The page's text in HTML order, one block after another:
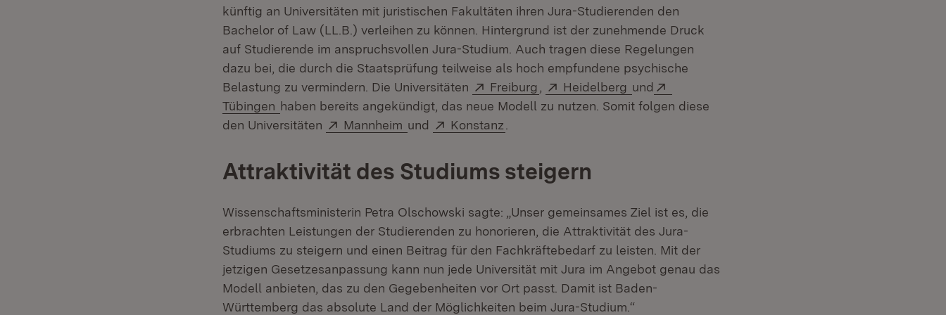
künftig an Universitäten mit juristischen Fakultäten ihren Jura-Studierenden den
Bachelor of Law (LL.B.) verleihen zu können. Hintergrund ist der zunehmende Druck
auf Studierende im anspruchsvollen Jura-Studium. Auch tragen diese Regelungen
dazu bei, die durch die Staatsprüfung teilweise als hoch empfundene psychische
Belastung zu vermindern. Die Universitäten
Extern:
Freiburg (Öffnet in neuem Fenster)
Extern:
Heidelberg (Öffnet in neuem Fenster)
und
Tübingen (Öffnet in neuem Fenster)
haben bereits angekündigt, das neue Modell zu nutzen. Somit folgen diese
den Universitäten
Extern:
Mannheim (Öffnet in neuem Fenster)
und Extern:
Konstanz
Attraktivität des Studiums steigern
Wissenschaftsministerin Petra Olschowski sagte: „Unser gemeinsames Ziel ist es, die
erbrachten Leistungen der Studierenden zu honorieren, die Attraktivität des Jura-
Studiums zu steigern und einen Beitrag für den Fachkräftebedarf zu leisten. Mit der
jetzigen Gesetzesanpassung kann nun jede Universität mit Jura im Angebot genau das
Modell anbieten, das zu den Gegebenheiten vor Ort passt. Damit ist Baden-
Württemberg das absolute Land der Möglichkeiten beim Jura-Studium.“